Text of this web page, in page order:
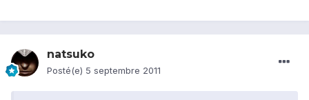
natsuko
Posté(e) 5 septembre 2011